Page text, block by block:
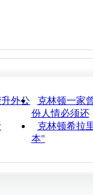
外公
克林顿一家
份人情必须还
克林顿希拉
本"